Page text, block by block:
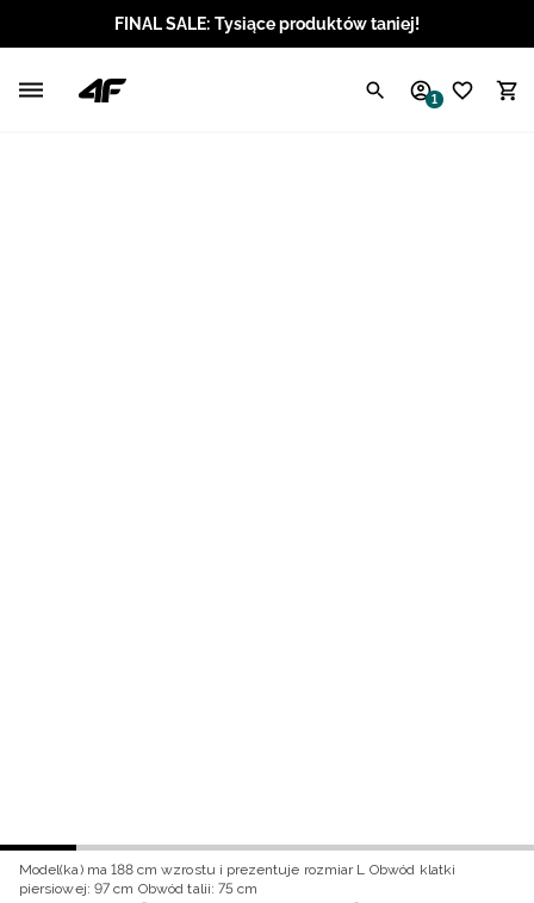
FINAL SALE: Tysiące produktów taniej!
1
Model(ka) ma 188 cm wzrostu i prezentuje rozmiar L Obwód klatki
piersiowej: 97 cm Obwód talii: 75 cm